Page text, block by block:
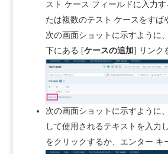
スト ケース フィールドに入力
たは複数のテスト ケースをすば
次の画面ショットに示すように
下にある [ケースの追加] リンク
次の画面ショットに示すように、
して使用されるテキストを入力
をクリックするか、エンター キ